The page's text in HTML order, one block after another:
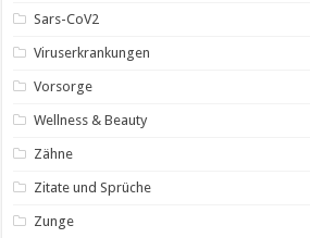
Sars-CoV2
Viruserkrankungen
Vorsorge
Wellness & Beauty
Zähne
Zitate und Sprüche
Zunge